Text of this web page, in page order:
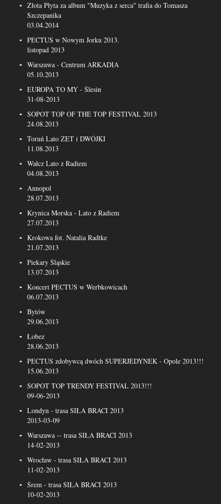
Złota Płyta za album "Muzyka z serca" trafia do Tomasza
Szczepanika
03.04.2014
PECTUS w Nowym Jorku 2013.
listopad 2013
Warszawa - Centrum ARKADIA
05.10.2013
EUROPA TO MY - Ślesin
31-08-2013
SOPOT TOP OF THE TOP FESTIVAL 2013
24.08.2013
Toruń Lato ZET i DWÓJKI
11.08.2013
Wałcz Lato z Radiem
04.08.2013
Annopol
28.07.2013
Krynica Morska - Lato z Radiem
27.07.2013
Krokowa fot. Natalia Radtke
21.07.2013
Piekary Śląskie
13.07.2013
Koncert PECTUS w Werbkowicach
06.07.2013
Bytów
29.06.2013
Łobez
28.06.2013
PECTUS zdobywcą dwóch SUPERJEDYNEK - Opole 2013!!!
15.06.2013
SOPOT TOP TRENDY FESTIVAL 2013!!!
09-06-2013
Londyn - trasa SIŁA BRACI 2013
2013-03-09
Warszawa -- trasa SIŁA BRACI 2013
14-02-2013
Wrocław - trasa SIŁA BRACI 2013
11-02-2013
Śrem - trasa SIŁA BRACI 2013
10-02-2013